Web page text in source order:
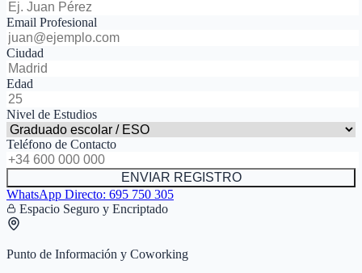
Email Profesional
Ciudad
Edad
Nivel de Estudios
Teléfono de Contacto
ENVIAR REGISTRO
WhatsApp Directo: 695 750 305
Espacio Seguro y Encriptado
Punto de Información y Coworking